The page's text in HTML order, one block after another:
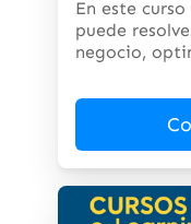
En este
puede
negocio,